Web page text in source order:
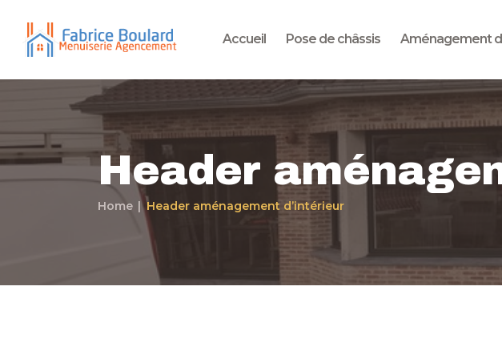
Accueil Pose de châssis Aménagement
Header
Home Header aménagement d’intérieur
d’intérieur